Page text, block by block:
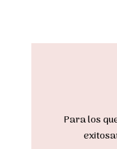
Para los